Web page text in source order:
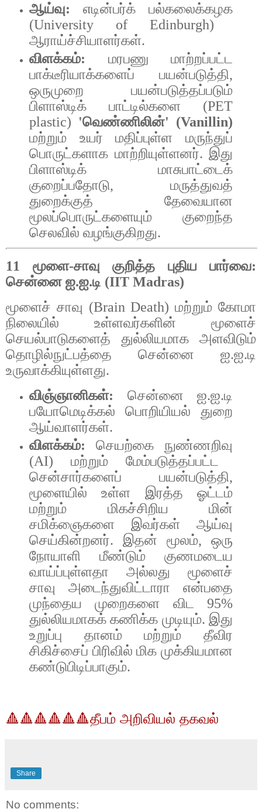
ஆய்வு: எடின்பர்க்
பல்கலைக்கழக
(University of Edinburgh)
ஆராய்ச்சியாளர்கள்.
விளக்கம்: மரபணு
மாற்றப்பட்ட
பாக்டீரியாக்களைப்
பயன்படுத்தி,
ஒருமுறை
பயன்படுத்தப்படும்
பிளாஸ்டிக்
பாட்டில்களை (PET
plastic) 'வெண்ணிலின்' (Vanillin)
மற்றும்
உயர் மதிப்புள்ள
மருந்துப்
பொருட்களாக மாற்றியுள்ளனர். இது
பிளாஸ்டிக்
மாசுபாட்டைக்
குறைப்பதோடு,மருத்துவத்
துறைக்குத்
தேவையான
மூலப்பொருட்களையும்
குறைந்த
செலவில் வழங்குகிறது.
11 மூளை-சாவு குறித்த புதிய பார்வை:
சென்னை ஐ.ஐ.டி (IIT Madras)
மூளைச் சாவு (Brain Death)மற்றும் கோமா
நிலையில்
உள்ளவர்களின்
மூளைச்
செயல்பாடுகளைத்
துல்லியமாக
அளவிடும்
தொழில்நுட்பத்தை
சென்னை ஐ.ஐ.டி
உருவாக்கியுள்ளது.
விஞ்ஞானிகள்: சென்னை ஐ.ஐ.டி
பயோமெடிக்கல்
பொறியியல்
துறை
ஆய்வாளர்கள்.
விளக்கம்: செயற்கை
நுண்ணறிவு
(AI) மற்றும்
மேம்படுத்தப்பட்ட
சென்சார்களைப்
பயன்படுத்தி,
மூளையில்
உள்ள இரத்த
ஓட்டம்
மற்றும்
மிகச்சிறிய
மின்
சமிக்ஞைகளை
இவர்கள்
ஆய்வு
செய்கின்றனர். இதன் மூலம்,ஒரு
நோயாளி
மீண்டும்
குணமடைய
வாய்ப்புள்ளதா
அல்லது
மூளைச்
சாவு
அடைந்துவிட்டாரா
என்பதை
முந்தைய
முறைகளை விட
95%
துல்லியமாகக் கணிக்க முடியும். இது
உறுப்பு
தானம் மற்றும்
தீவிர
சிகிச்சைப் பிரிவில் மிக முக்கியமான
கண்டுபிடிப்பாகும்.
🔺🔺🔺🔺🔺🔺தீபம் அறிவியல் தகவல்
Share
No comments: